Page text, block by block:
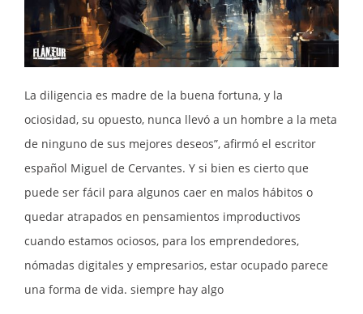
La diligencia es madre de la buena fortuna, y la
ociosidad, su opuesto, nunca llevó a un hombre a la meta
de ninguno de sus mejores deseos”, afirmó el escritor
español Miguel de Cervantes. Y si bien es cierto que
puede ser fácil para algunos caer en malos hábitos o
quedar atrapados en pensamientos improductivos
cuando estamos ociosos, para los emprendedores,
nómadas digitales y empresarios, estar ocupado parece
una forma de vida. siempre hay algo